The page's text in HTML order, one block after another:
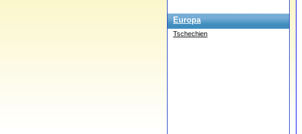
Europa
Tschechien